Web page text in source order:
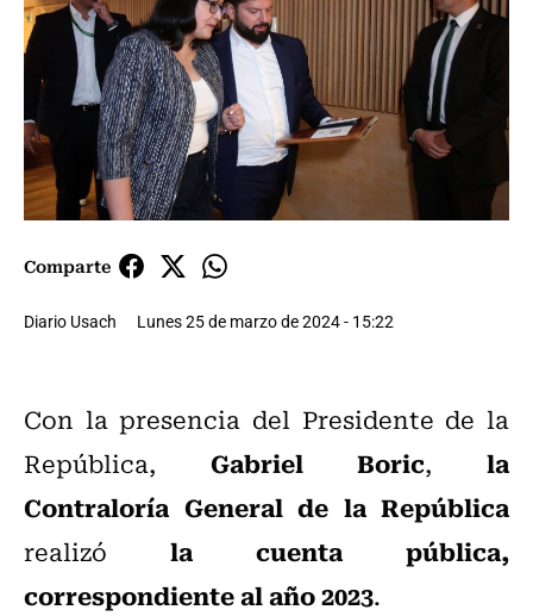
Comparte
Diario Usach Lunes 25 de marzo de 2024 - 15:22
Con la presencia del Presidente de la
República, Gabriel Boric,la
Contraloría General de la República
realizó la cuenta pública,
correspondiente al año 2023.